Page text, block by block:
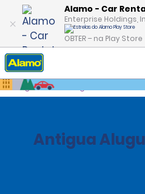
Alamo - Car
Enterprise Holdings,
OBTER – na Play Store
Página inicial
Antigua